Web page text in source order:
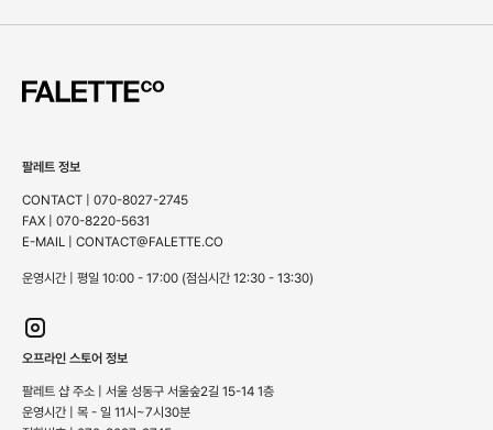
팔레트 정보
CONTACT | 070-8027-2745
FAX | 070-8220-5631
E-MAIL | CONTACT@FALETTE.CO
운영시간 | 평일 10:00 - 17:00 (점심시간 12:30 - 13:30)
오프라인 스토어 정보
팔레트 샵 주소 | 서울 성동구 서울숲2길 15-14 1층
운영시간 | 목 - 일 11시~7시30분